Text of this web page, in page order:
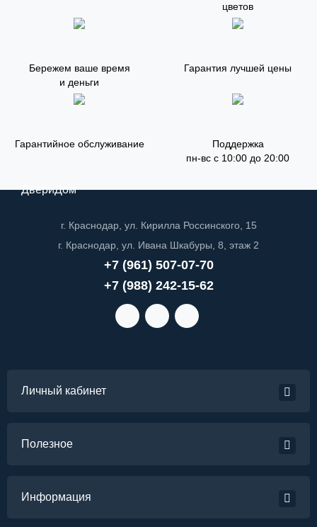
цветов
Бережем ваше время
и деньги
Гарантия лучшей цены
Гарантийное обслуживание
Поддержка
пн-вс с 10:00 до 20:00
ДвериДом
г. Краснодар, ул. Кирилла Россинского, 15
г. Краснодар, ул. Ивана Шкабуры, 8, этаж 2
+7 (961) 507-07-70
+7 (988) 242-15-62
Личный кабинет
Полезное
Информация